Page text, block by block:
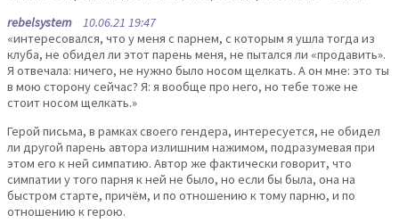
rebelsystem 10.06.21 19:47
«интересовался, что у меня с парнем, с которым я ушла тогда из
клуба, не обидел ли этот парень меня, не пытался ли «продавить».
Я отвечала: ничего, не нужно было носом щелкать. А он мне: это ты
в мою сторону сейчас? Я: я вообще про него, но тебе тоже не
стоит носом щелкать.»
Герой письма, в рамках своего гендера, интересуется, не обидел
ли другой парень автора излишним нажимом, подразумевая при
этом его к ней симпатию. Автор же фактически говорит, что
симпатии у того парня к ней не было, но если бы была, она на
быстром старте, причём, и по отношению к тому парню, и по
отношению к герою.